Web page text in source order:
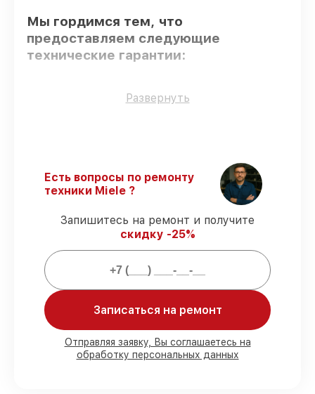
Мы гордимся тем, что
предоставляем следующие
технические гарантии:
Только фирменные комплектующие
Соблюдение сроков восстановления
гарантируем завершение работ без
Подтвержденная гарантия–
предоставляем официальное
гарантийное сопровождение после
восстановления.
Мы гарантируем:
80%работ под контролем клиента
90%комплектующих для духовых
Развернуть
Есть вопросы по ремонту
техники Miele ?
Запишитесь на ремонт и получите
скидку -25%
Записаться на ремонт
Отправляя заявку, Вы соглашаетесь на
обработку персональных данных